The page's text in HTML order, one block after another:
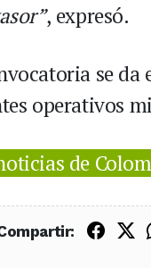
, expresó.
se
operativos
de